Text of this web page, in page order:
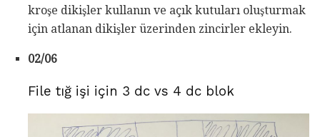
kroşe dikişler kullanın ve açık kutuları oluşturmak
için atlanan dikişler üzerinden zincirler ekleyin.
02/06
File tığ işi için 3 dc vs 4 dc blok